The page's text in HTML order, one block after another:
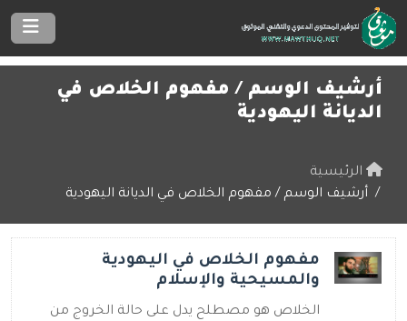
أرشيف الوسم / مفهوم الخلاص في
الديانة اليهودية
الرئيسية
أرشيف الوسم / مفهوم الخلاص في الديانة اليهودية
مفهوم الخلاص في اليهودية
والمسيحية والإسلام
الخلاص هو مصطلح يدل على حالة الخروج من